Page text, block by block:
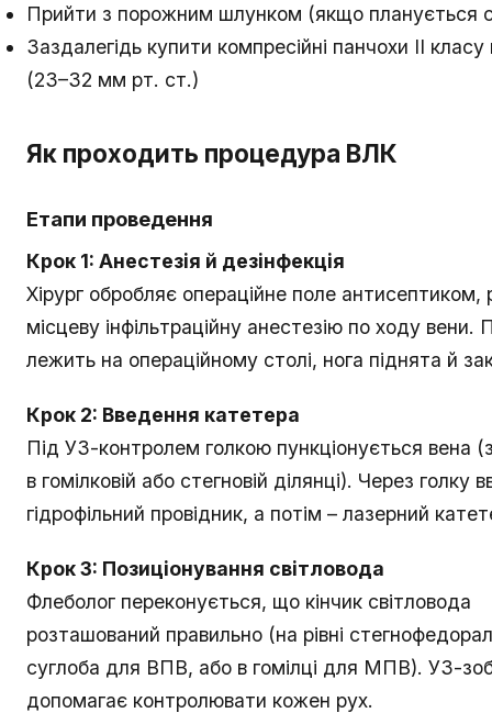
Прийти з порожним шлунком (якщо планується
Заздалегідь купити компресійні панчохи II класу
(23–32 мм рт. ст.)
Як проходить процедура ВЛК
Етапи проведення
Крок 1: Анестезія й дезінфекція
Хірург обробляє операційне поле антисептиком,
місцеву інфільтраційну анестезію по ходу вени.
лежить на операційному столі, нога піднята й
Крок 2: Введення катетера
Під УЗ-контролем голкою пункціонується вена
в гомілковій або стегновій ділянці). Через голку
гідрофільний провідник, а потім – лазерний
Крок 3: Позиціонування світловода
Флеболог переконується, що кінчик світловода
розташований правильно (на рівні
суглоба для ВПВ, або в гомілці для МПВ). УЗ-
допомагає контролювати кожен рух.